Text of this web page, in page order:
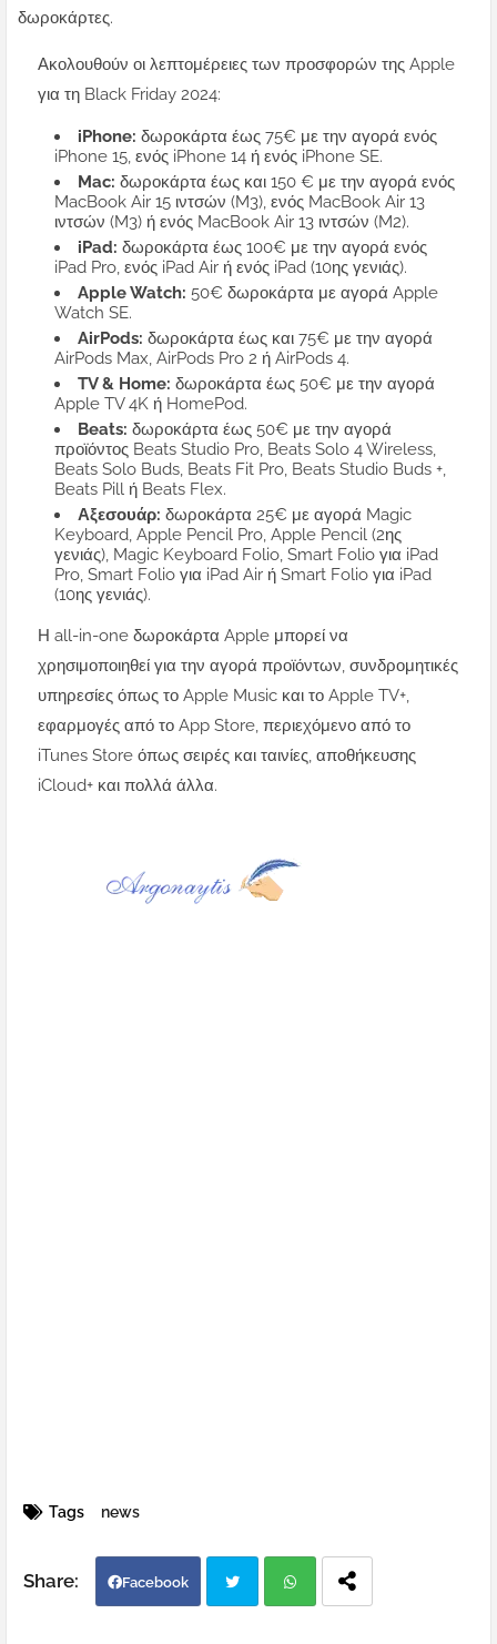
δωροκάρτες.
Ακολουθούν οι λεπτομέρειες των προσφορών της Apple
για τη Black Friday 2024:
iPhone: δωροκάρτα έως 75€ με την αγορά ενός
iPhone 15, ενός iPhone 14 ή ενός iPhone SE.
Mac: δωροκάρτα έως και 150 € με την αγορά ενός
MacBook Air 15 ιντσών (M3), ενός MacBook Air 13
ιντσών (M3) ή ενός MacBook Air 13 ιντσών (M2).
iPad: δωροκάρτα έως 100€ με την αγορά ενός
iPad Pro, ενός iPad Air ή ενός iPad (10ης γενιάς).
Apple Watch: 50€ δωροκάρτα με αγορά Apple
Watch SE.
AirPods: δωροκάρτα έως και 75€ με την αγορά
AirPods Max, AirPods Pro 2 ή AirPods 4.
TV & Home: δωροκάρτα έως 50€ με την αγορά
Apple TV 4K ή HomePod.
Beats: δωροκάρτα έως 50€ με την αγορά
προϊόντος Beats Studio Pro, Beats Solo 4 Wireless,
Beats Solo Buds, Beats Fit Pro, Beats Studio Buds +,
Beats Pill ή Beats Flex.
Αξεσουάρ: δωροκάρτα 25€ με αγορά Magic
Keyboard, Apple Pencil Pro, Apple Pencil (2ης
γενιάς), Magic Keyboard Folio, Smart Folio για iPad
Pro, Smart Folio για iPad Air ή Smart Folio για iPad
(10ης γενιάς).
Η all-in-one δωροκάρτα Apple μπορεί να
χρησιμοποιηθεί για την αγορά προϊόντων, συνδρομητικές
υπηρεσίες όπως το Apple Music και το Apple TV+,
εφαρμογές από το App Store, περιεχόμενο από το
iTunes Store όπως σειρές και ταινίες, αποθήκευσης
iCloud+ και πολλά άλλα.
Tags news
Facebook